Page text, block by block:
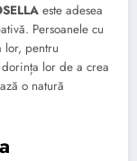
este adesea
Persoanele cu
lor, pentru
lor de a crea
o natură